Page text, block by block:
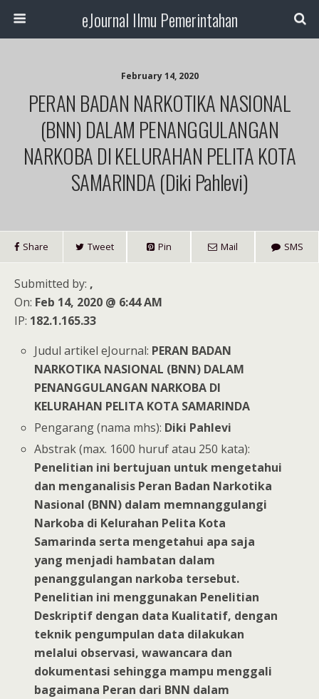
eJournal Ilmu Pemerintahan
February 14, 2020
PERAN BADAN NARKOTIKA NASIONAL
(BNN) DALAM PENANGGULANGAN
NARKOBA DI KELURAHAN PELITA KOTA
SAMARINDA (Diki Pahlevi)
Share Tweet Pin Mail SMS
Submitted by: ,
On: Feb 14, 2020 @ 6:44 AM
IP: 182.1.165.33
Judul artikel eJournal: PERAN BADAN
NARKOTIKA NASIONAL (BNN) DALAM
PENANGGULANGAN NARKOBA DI
KELURAHAN PELITA KOTA SAMARINDA
Pengarang (nama mhs): Diki Pahlevi
Abstrak (max. 1600 huruf atau 250 kata):
Penelitian ini bertujuan untuk mengetahui
dan menganalisis Peran Badan Narkotika
Nasional (BNN) dalam memnanggulangi
Narkoba di Kelurahan Pelita Kota
Samarinda serta mengetahui apa saja
yang menjadi hambatan dalam
penanggulangan narkoba tersebut.
Penelitian ini menggunakan Penelitian
Deskriptif dengan data Kualitatif, dengan
teknik pengumpulan data dilakukan
melalui observasi, wawancara dan
dokumentasi sehingga mampu menggali
bagaimana Peran dari BNN dalam